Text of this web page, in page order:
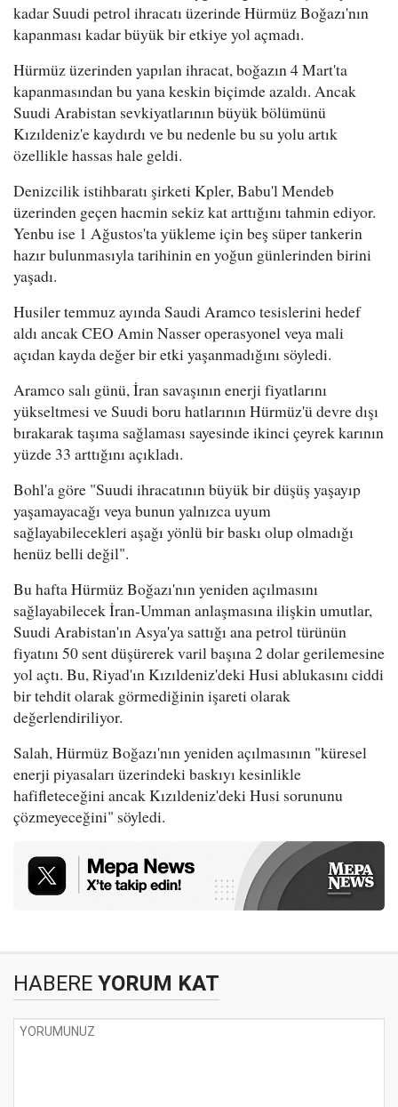
kadar Suudi petrol ihracatı üzerinde Hürmüz Boğazı'nın
kapanması kadar büyük bir etkiye yol açmadı.
Hürmüz üzerinden yapılan ihracat, boğazın 4 Mart'ta
kapanmasından bu yana keskin biçimde azaldı. Ancak
Suudi Arabistan sevkiyatlarının büyük bölümünü
Kızıldeniz'e kaydırdı ve bu nedenle bu su yolu artık
özellikle hassas hale geldi.
Denizcilik istihbaratı şirketi Kpler, Babu'l Mendeb
üzerinden geçen hacmin sekiz kat arttığını tahmin ediyor.
Yenbu ise 1 Ağustos'ta yükleme için beş süper tankerin
hazır bulunmasıyla tarihinin en yoğun günlerinden birini
yaşadı.
Husiler temmuz ayında Saudi Aramco tesislerini hedef
aldı ancak CEO Amin Nasser operasyonel veya mali
açıdan kayda değer bir etki yaşanmadığını söyledi.
Aramco salı günü, İran savaşının enerji fiyatlarını
yükseltmesi ve Suudi boru hatlarının Hürmüz'ü devre dışı
bırakarak taşıma sağlaması sayesinde ikinci çeyrek karının
yüzde 33 arttığını açıkladı.
Bohl'a göre "Suudi ihracatının büyük bir düşüş yaşayıp
yaşamayacağı veya bunun yalnızca uyum
sağlayabilecekleri aşağı yönlü bir baskı olup olmadığı
henüz belli değil".
Bu hafta Hürmüz Boğazı'nın yeniden açılmasını
sağlayabilecek İran-Umman anlaşmasına ilişkin umutlar,
Suudi Arabistan'ın Asya'ya sattığı ana petrol türünün
fiyatını 50 sent düşürerek varil başına 2 dolar gerilemesine
yol açtı. Bu, Riyad'ın Kızıldeniz'deki Husi ablukasını ciddi
bir tehdit olarak görmediğinin işareti olarak
değerlendiriliyor.
Salah, Hürmüz Boğazı'nın yeniden açılmasının "küresel
enerji piyasaları üzerindeki baskıyı kesinlikle
hafifleteceğini ancak Kızıldeniz'deki Husi sorununu
çözmeyeceğini" söyledi.
HABERE YORUM KAT